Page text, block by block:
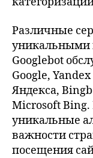
Различные
уникальными
Googlebot
Google,
Яндекса,
Microsoft Bing.
уникальные
важности
посещения